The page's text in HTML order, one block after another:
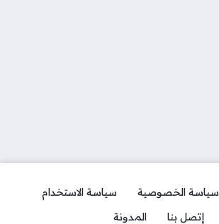
سياسة الخصوصية
سياسة الاستخدام
إتصل بنا
المدونة